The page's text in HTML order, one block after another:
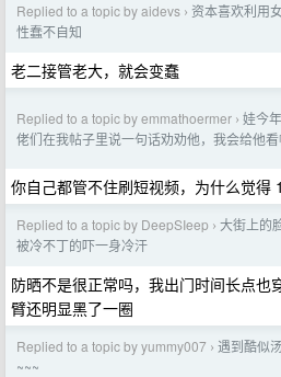
Replied to a topic by aidevs › 资本喜欢利用
性蠢不自知
老二接管老大，就会变蠢
Replied to a topic by emmathoermer › 娃今
佬们在我帖子里说一句话劝劝他，我会给他
你自己都管不住刷短视频，为什么觉得
Replied to a topic by DeepSIeep › 大街上的
被冷不丁的吓一身冷汗
防晒不是很正常吗，我出门时间长点也
臂还明显黑了一圈
Replied to a topic by yummy007 › 遇到酷似
~~~